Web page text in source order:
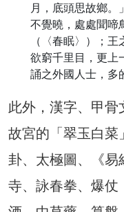
月，底頭思故鄉。
不覺曉，處處聞啼
（〈春眠〉）；
欲窮千里目，更上
誦之外國人士，多
此外，漢字、甲
故宮的「翠玉白菜
卦、太極圖、《易
寺、詠春拳、爆仗